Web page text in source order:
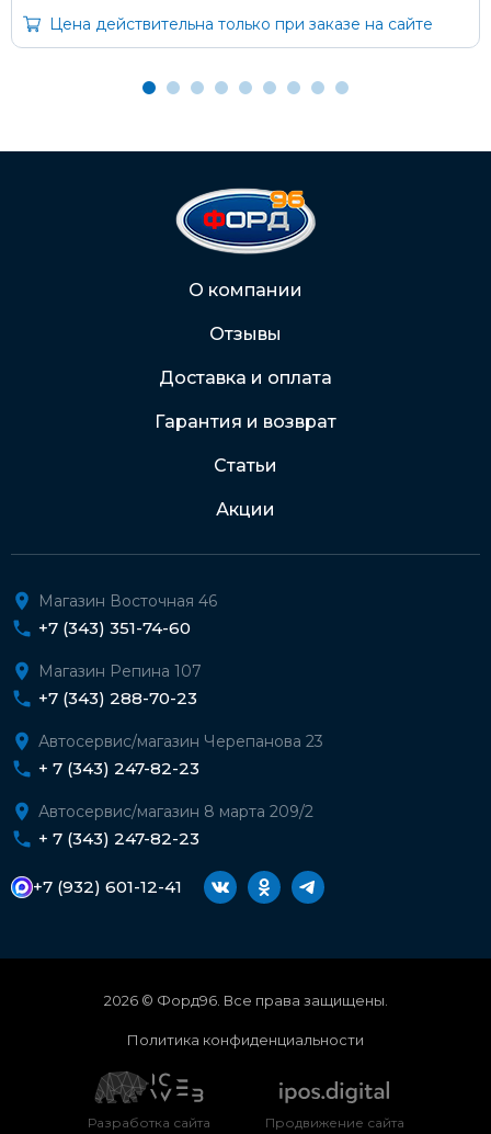
С помощью карты рассрочки Халва
2202 2032 0805 1187
Через Интернет-банк
Подробнее о доставке и оплате
Цена действительна только при заказе на сайте
О компании
Отзывы
Доставка и оплата
Гарантия и возврат
Статьи
Акции
Магазин Восточная 46
+7 (343) 351-74-60
Магазин Репина 107
+7 (343) 288-70-23
Автосервис/магазин Черепанова 23
+ 7 (343) 247-82-23
Автосервис/магазин 8 марта 209/2
+ 7 (343) 247-82-23
+7 (932) 601-12-41
2026 © Форд96. Все права защищены.
Политика конфиденциальности
Разработка сайта Продвижение сайта